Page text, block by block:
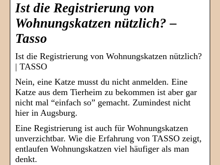
Ist die Registrierung von
Wohnungskatzen nützlich? –
Tasso
Ist die Registrierung von Wohnungskatzen nützlich?
| TASSO
Nein, eine Katze musst du nicht anmelden. Eine
Katze aus dem Tierheim zu bekommen ist aber gar
nicht mal “einfach so” gemacht. Zumindest nicht
hier in Augsburg.
Eine Registrierung ist auch für Wohnungskatzen
unverzichtbar. Wie die Erfahrung von TASSO zeigt,
entlaufen Wohnungskatzen viel häufiger als man
denkt.